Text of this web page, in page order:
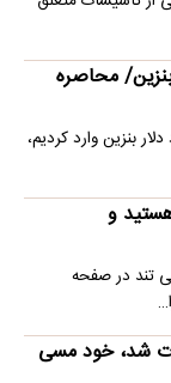
محاصره
دلار کم شده و پارسال ۶ میلیارد دلار بنزین وارد کردیم،
و
تند در صفحه
شد، خود مسی